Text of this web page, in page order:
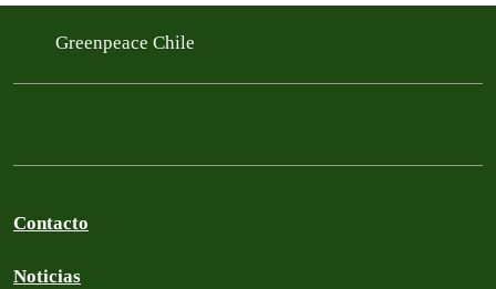
Greenpeace Chile
Contacto
Noticias